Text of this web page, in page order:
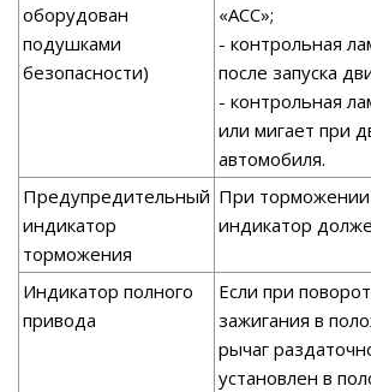
оборудован
подушками
безопасности)
«АСС»;
- контрольная
после запуска
- контрольная
или мигает при
автомобиля.
Предупредительный
индикатор
торможения
При
индикатор
Индикатор полного
привода
Если при
зажигания в
рычаг
установлен в